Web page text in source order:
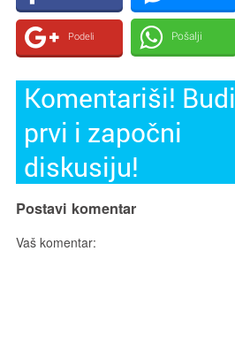
Podeli Pošalji
Komentariši! Budi
prvi i započni
diskusiju!
Postavi komentar
Vaš komentar: